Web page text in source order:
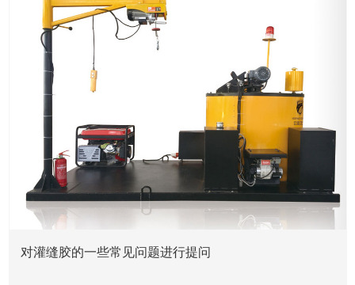
对灌缝胶的一些常见问题进行提问